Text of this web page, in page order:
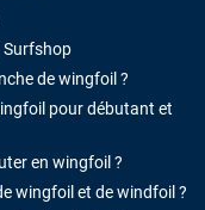
Surfshop
de wingfoil ?
pour débutant et
en wingfoil ?
wingfoil et de windfoil ?